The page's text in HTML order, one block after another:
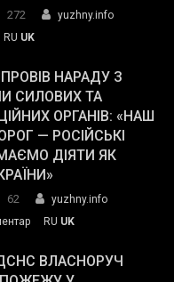
The
Street
Journal.
272
yuzhny.info
RU UK
НАРАДУ З
СИЛОВИХ ТА
ОРГАНІВ: «НАШ
— РОСІЙСЬКІ
ДІЯТИ ЯК
62
yuzhny.info
on
провів
нараду
RU UK
ВЛАСНОРУЧ